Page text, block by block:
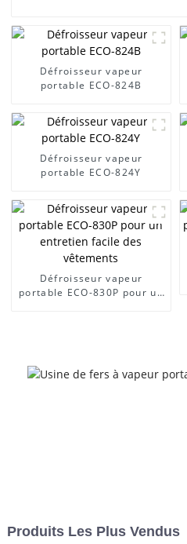
Défroisseur vapeur
portable ECO-824B
Défroisseur vapeur
portable ECO-824Y
Défroisseur vapeur
portable ECO-830P pour un
Produits Les Plus Vendus